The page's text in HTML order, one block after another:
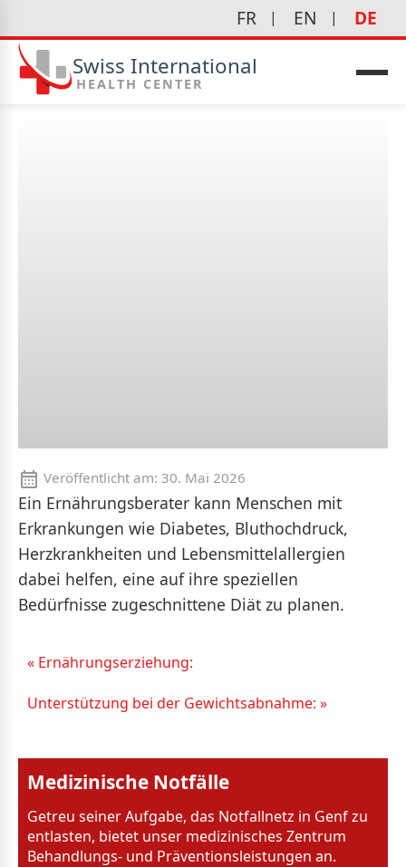
FR EN DE
Swiss International
HEALTH CENTER
Veröffentlicht am: 30. Mai 2026
Ein Ernährungsberater kann Menschen mit
Erkrankungen wie Diabetes, Bluthochdruck,
Herzkrankheiten und Lebensmittelallergien
dabei helfen, eine auf ihre speziellen
Bedürfnisse zugeschnittene Diät zu planen.
« Ernährungserziehung:
Unterstützung bei der Gewichtsabnahme: »
Medizinische Notfälle
Getreu seiner Aufgabe, das Notfallnetz in Genf zu
entlasten, bietet unser medizinisches Zentrum
Behandlungs- und Präventionsleistungen an.